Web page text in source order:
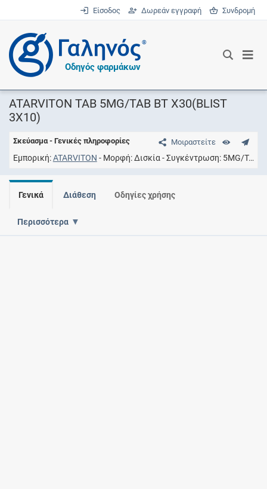
Είσοδος Δωρεάν εγγραφή Συνδρομή
®
Οδηγός φαρμάκων
ATARVITON TAB 5MG/TAB BT X30(BLIST
3X10)
Μοιραστείτε
Σκεύασμα - Γενικές πληροφορίες
Εμπορική ATARVITON Μορφή Δισκία Συγκέντρωση 5MG/TAB
Γενικά Διάθεση Οδηγίες χρήσης
Περισσότερα